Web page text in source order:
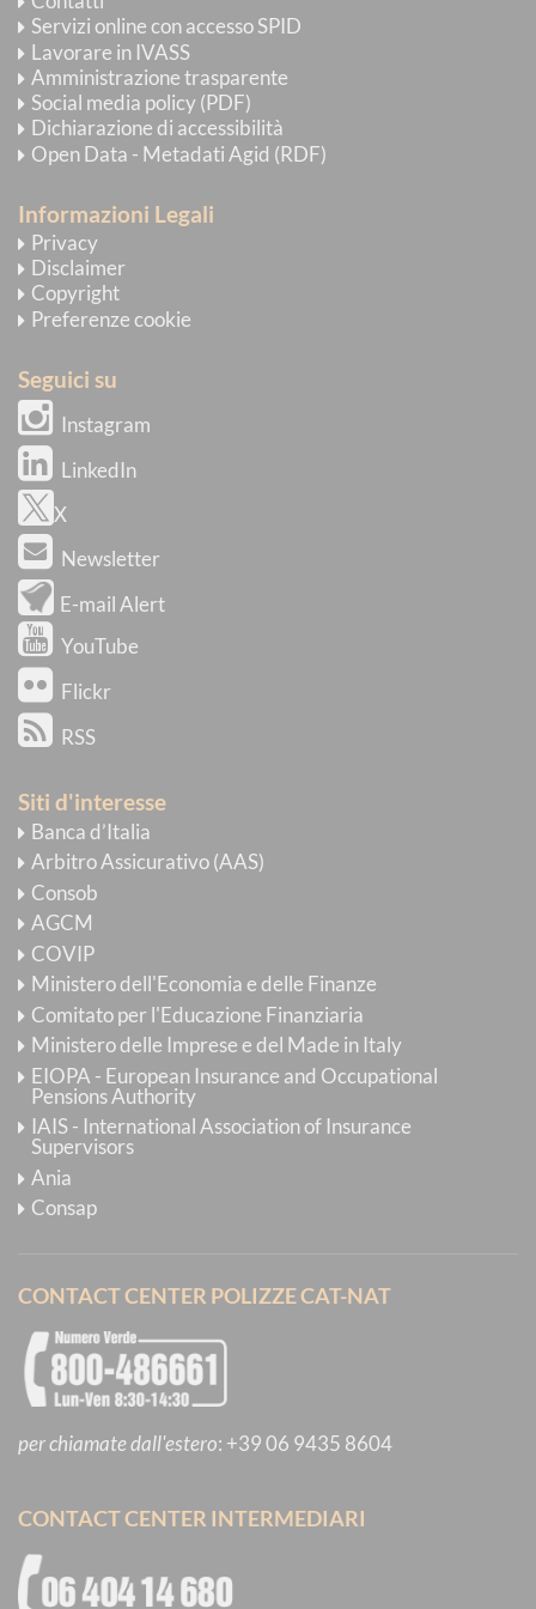
Servizi online con accesso SPID
Lavorare in IVASS
Amministrazione trasparente
Social media policy (PDF)
Dichiarazione di accessibilità
Open Data - Metadati Agid (RDF)
Informazioni Legali
Privacy
Disclaimer
Copyright
Preferenze cookie
Seguici su
Instagram
LinkedIn
X
Newsletter
E-mail Alert
YouTube
Flickr
RSS
Siti d'interesse
Banca d’Italia
Arbitro Assicurativo (AAS)
Consob
AGCM
COVIP
Ministero dell'Economia e delle Finanze
Comitato per l'Educazione Finanziaria
Ministero delle Imprese e del Made in Italy
EIOPA - European Insurance and Occupational
Pensions Authority
IAIS - International Association of Insurance
Supervisors
Ania
Consap
CONTACT CENTER POLIZZE CAT-NAT
per chiamate dall'estero: +39 06 9435 8604
CONTACT CENTER INTERMEDIARI